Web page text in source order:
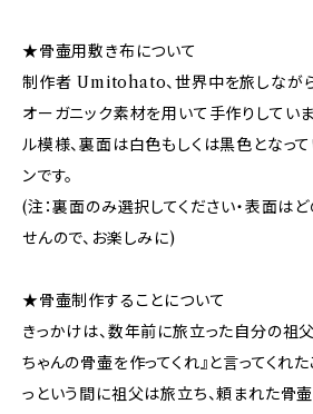
★骨壷用敷き布について
制作者 Umitohato、世界中を旅しなが
オーガニック素材を用いて手作りしてい
ル模様、裏面は白色もしくは黒色となっ
ンです。
(注：裏面のみ選択してください・表面は
せんので、お楽しみに)
★骨壷制作することについて
きっかけは、数年前に旅立った自分の祖
ちゃんの骨壷を作ってくれ』と言ってくれ
っという間に祖父は旅立ち、頼まれた骨